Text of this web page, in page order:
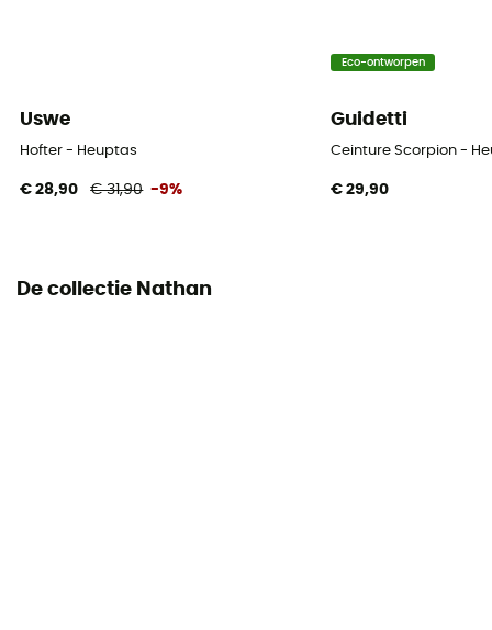
Uswe
Hofter - Heuptas
€ 28,90 € 31,90 -9%
Eco-ontworpen
Guidetti
Ceinture Scorpion -
€ 29,90
De collectie Nathan